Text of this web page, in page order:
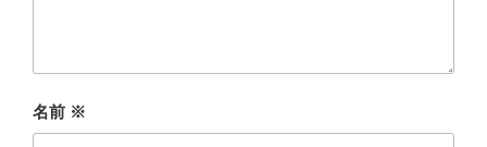
名前 ※